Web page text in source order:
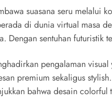
suasana seru melalui
di dunia virtual masa
Dengan sentuhan futuristik
pengalaman
premium sekaligus
bahwa desain